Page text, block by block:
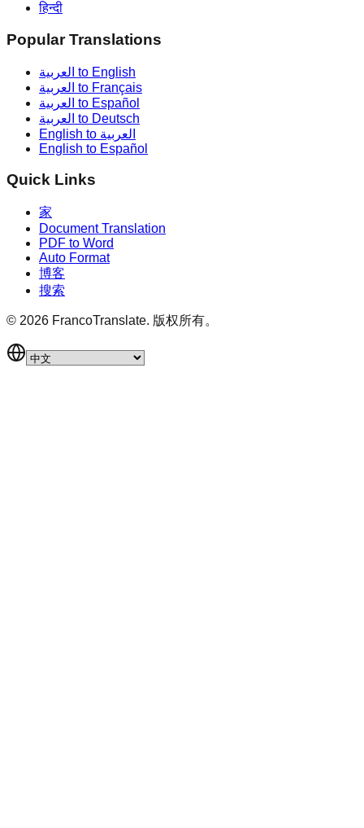
हिन्दी
Popular Translations
العربية to English
العربية to Français
العربية to Español
العربية to Deutsch
English to العربية
English to Español
Quick Links
家
Document Translation
PDF to Word
Auto Format
博客
搜索
© 2026 FrancoTranslate. 版权所有。